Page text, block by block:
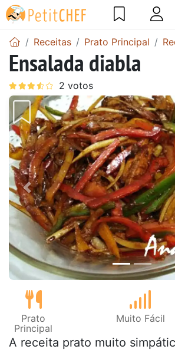
Receitas Prato Principal
Ensalada diabla
Anterior
Prato
Principal
Muito Fácil
A receita prato muito